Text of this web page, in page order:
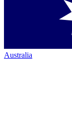
Australia